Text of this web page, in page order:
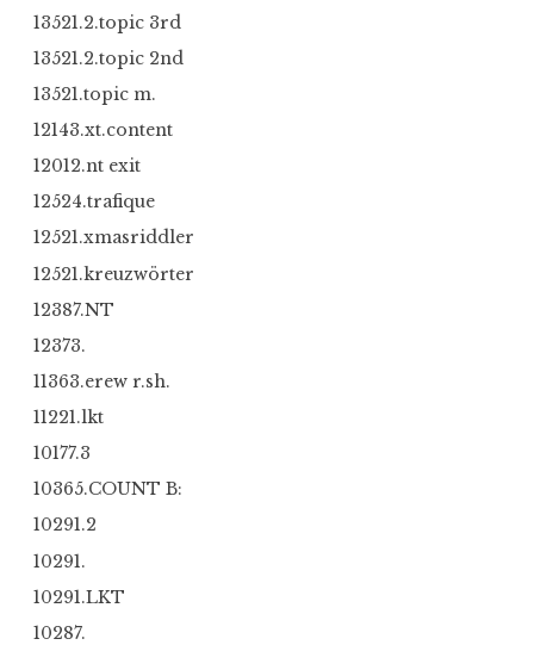
13521.2.topic 3rd
13521.2.topic 2nd
13521.topic m.
12143.xt.content
12012.nt exit
12524.trafique
12521.xmasriddler
12521.kreuzwörter
12387.NT
12373.
11363.erew r.sh.
11221.lkt
10177.3
10365.COUNT B:
10291.2
10291.
10291.LKT
10287.